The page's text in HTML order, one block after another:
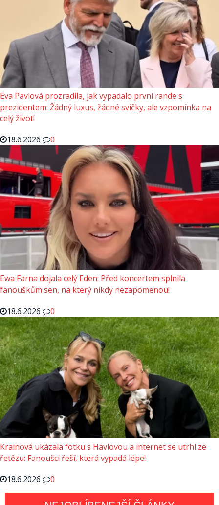
Eva Pavlová prozradila, jak vypadalo první rande s
prezidentem: Žádný luxus, žádné svíčky, ale vzpomínka na
celý život!
18.6.2026
0
Ewa Farna dojala celý Eden: Před koncertem splnila
fanouškům sen, na který nikdy nezapomenou!
18.6.2026
0
Krainová ukázala fotku s Havlovou a internet se utrhl ze
řetězu: Fanoušci řeší, která vypadá lépe!
18.6.2026
0